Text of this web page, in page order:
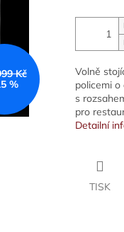
Kč
%
Volně
policemi
s
pro
Detailní
TISK